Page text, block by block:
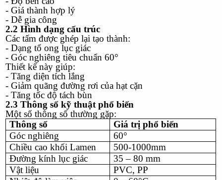
- Giá thành hợp lý
- Dễ gia công
2.2 Hình dạng cấu trúc
Các tấm được ghép lại tạo thành:
- Dạng tổ ong lục giác
- Góc nghiêng tiêu chuẩn 60°
Thiết kế này giúp:
- Tăng diện tích lắng
- Giảm quãng đường rơi của hạt cặn
- Tăng tốc độ tách bùn
2.3 Thông số kỹ thuật phổ biến
Một số thông số thường gặp:
Thông số
Giá trị phổ biến
Góc nghiêng
60°
Chiều cao khối Lamen
500-1000mm
Đường kính lục giác
35 – 80 mm
Vật liệu
PVC, PP